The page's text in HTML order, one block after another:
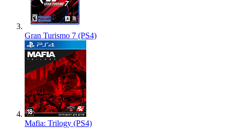
Gran Turismo 7 (PS4)
Mafia: Trilogy (PS4)